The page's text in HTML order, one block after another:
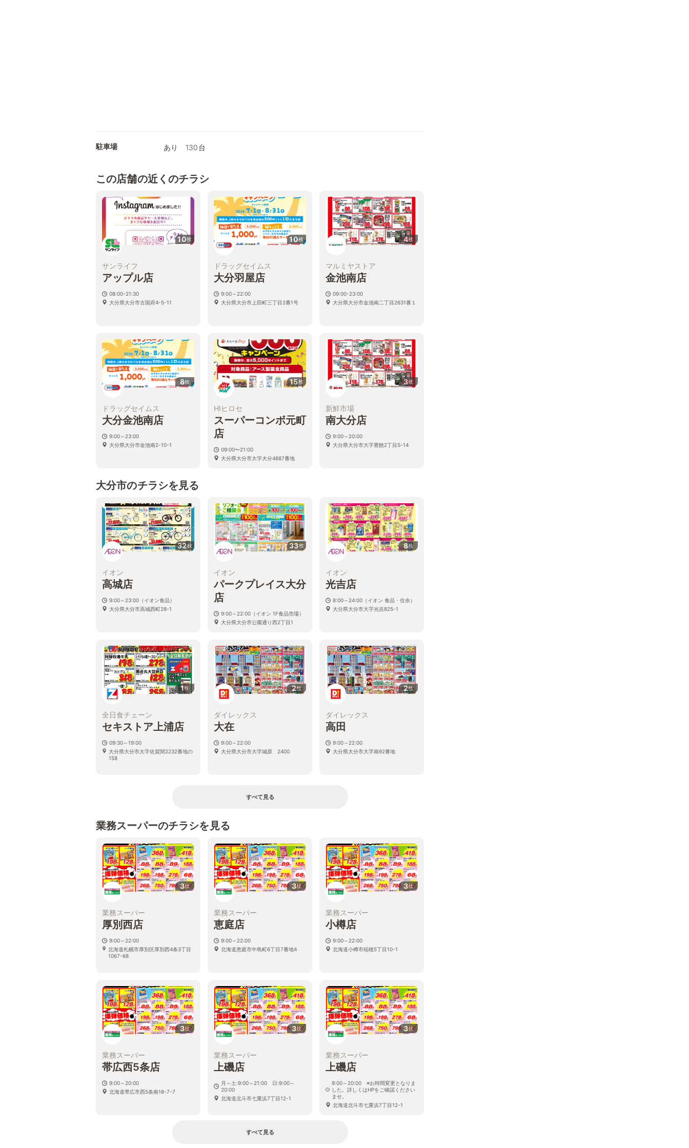
駐車場 あり 130台
この店舗の近くのチラシ
10枚
サンライフ
アップル店
08:00-21:30
大分県大分市古国府4-5-11
10枚
ドラッグセイムス
大分羽屋店
9:00～22:00
大分県大分市上田町三丁目2番1号
4枚
マルミヤストア
金池南店
09:00-23:00
大分県大分市金池南二丁目2631番１
8枚
ドラッグセイムス
大分金池南店
9:00～23:00
大分県大分市金池南2-10-1
15枚
HIヒロセ
スーパーコンボ元町
店
09:00〜21:00
大分県大分市大字大分4887番地
3枚
新鮮市場
南大分店
9:00～20:00
大分県大分市大字豊饒2丁目5-14
大分市のチラシを見る
32枚
イオン
高城店
9:00～23:00（イオン食品）
大分県大分市高城西町28-1
33枚
イオン
パークプレイス大分
店
9:00～22:00（イオン 1F食品売場）
大分県大分市公園通り西2丁目1
8枚
イオン
光吉店
8:00～24:00（イオン 食品・住余）
大分県大分市大字光吉825-1
1枚
全日食チェーン
セキストア上浦店
09:30～19:00
大分県大分市大字佐賀関2232番地の
158
2枚
ダイレックス
大在
9:00～22:00
大分県大分市大字城原 2400
2枚
ダイレックス
高田
9:00～22:00
大分県大分市大字南92番地
すべて見る
業務スーパーのチラシを見る
3枚
業務スーパー
厚別西店
9:00～22:00
北海道札幌市厚別区厚別西4条3丁目
1067-68
3枚
業務スーパー
恵庭店
9:00～22:00
北海道恵庭市中島町6丁目7番地4
3枚
業務スーパー
小樽店
9:00～22:00
北海道小樽市稲穂5丁目10-1
3枚
業務スーパー
帯広西5条店
9:00～20:00
北海道帯広市西5条南18-7-7
3枚
業務スーパー
上磯店
月～土:9:00～21:00 日:9:00～
20:00
北海道北斗市七重浜7丁目12-1
3枚
業務スーパー
上磯店
9:00～20:00 ※お時間変更となりま
した。詳しくはHPをご確認ください
ませ。
北海道北斗市七重浜7丁目12-1
すべて見る